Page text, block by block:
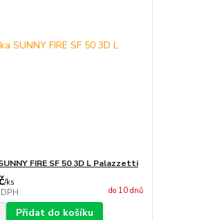
FIRE SF 50 3D L Palazzetti
/ks
do 10 dnů
Přidat do košíku